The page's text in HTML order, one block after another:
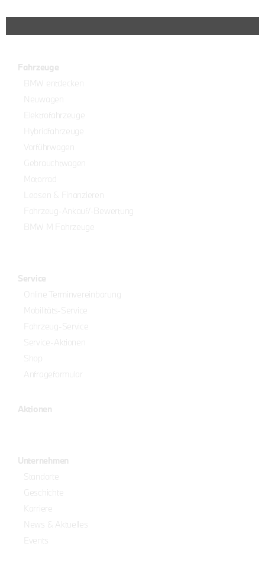
Fahrzeuge
BMW entdecken
Neuwagen
Elektrofahrzeuge
Hybridfahrzeuge
Vorführwagen
Gebrauchtwagen
Motorrad
Leasen & Finanzieren
Fahrzeug-Ankauf/-Bewertung
BMW M Fahrzeuge
Service
Online Terminvereinbarung
Mobilitäts-Service
Fahrzeug-Service
Service-Aktionen
Anfrageformular
Aktionen
Unternehmen
Standorte
Geschichte
Karriere
News & Aktuelles
Events